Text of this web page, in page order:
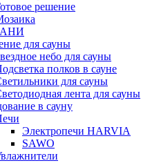
решение
для сауны
небо для сауны
полков в сауне
для сауны
лента для сауны
в сауну
Электропечи HARVIA
SAWO